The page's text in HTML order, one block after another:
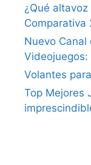
¿Qué
Comparativa
Nuevo
Videojuegos:
Volantes
Top Mejores